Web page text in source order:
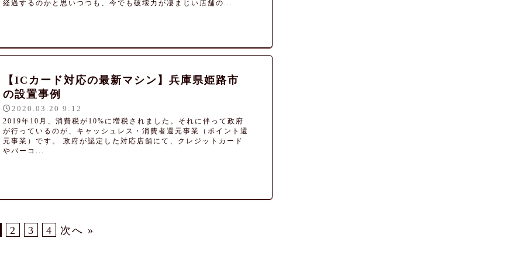
経過するのかと思いつつも、今でも破壊力が凄まじい店舗の...
【ICカード対応の最新マシン】兵庫県姫路市
の設置事例
2020.03.20 9:12
2019年10月、消費税が10%に増税されました。それに伴って政府
が行っているのが、キャッシュレス・消費者還元事業（ポイント還
元事業）です。 政府が認定した対応店舗にて、クレジットカード
やバーコ...
2 3 4 次へ »